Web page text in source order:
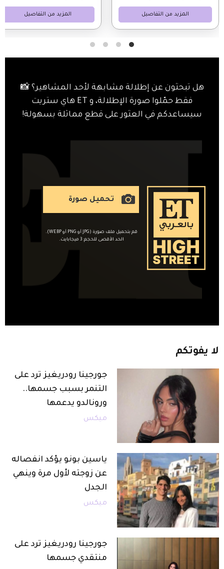
المزيد من التفاصيل المزيد من التفاصيل
هل تبحثون عن إطلالة مشابهة لأحد المشاهير؟ 📸
فقط حمّلوا صورة الإطلالة، و ET هاي ستريت
سيساعدكم في العثور على قطع مماثلة بسهولة!
تحميل صورة
قم بتحميل ملف صورة (JPG أو PNG أو WEBP).
الحد الأقصى للحجم: 3 ميجابايت.
لا يفوتكم
جورجينا رودريغيز ترد على
التنمر بسبب جسمها..
ورونالدو يدعمها
ميكس
ياسين بونو يؤكد انفصاله
عن زوجته لأول مرة وينهي
الجدل
ميكس
جورجينا رودريغيز ترد على
منتقدي جسمها